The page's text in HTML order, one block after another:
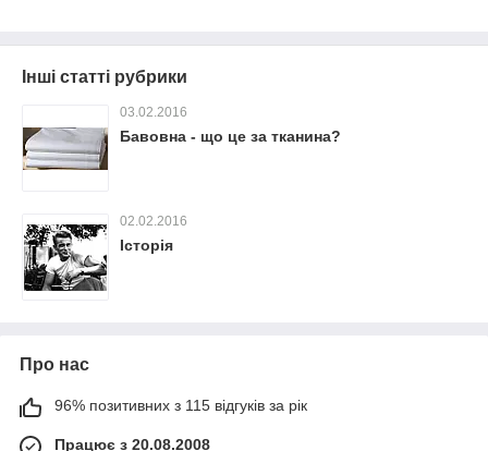
Інші статті рубрики
03.02.2016
Бавовна - що це за тканина?
02.02.2016
Історія
Про нас
96% позитивних з 115 відгуків за рік
Працює з 20.08.2008